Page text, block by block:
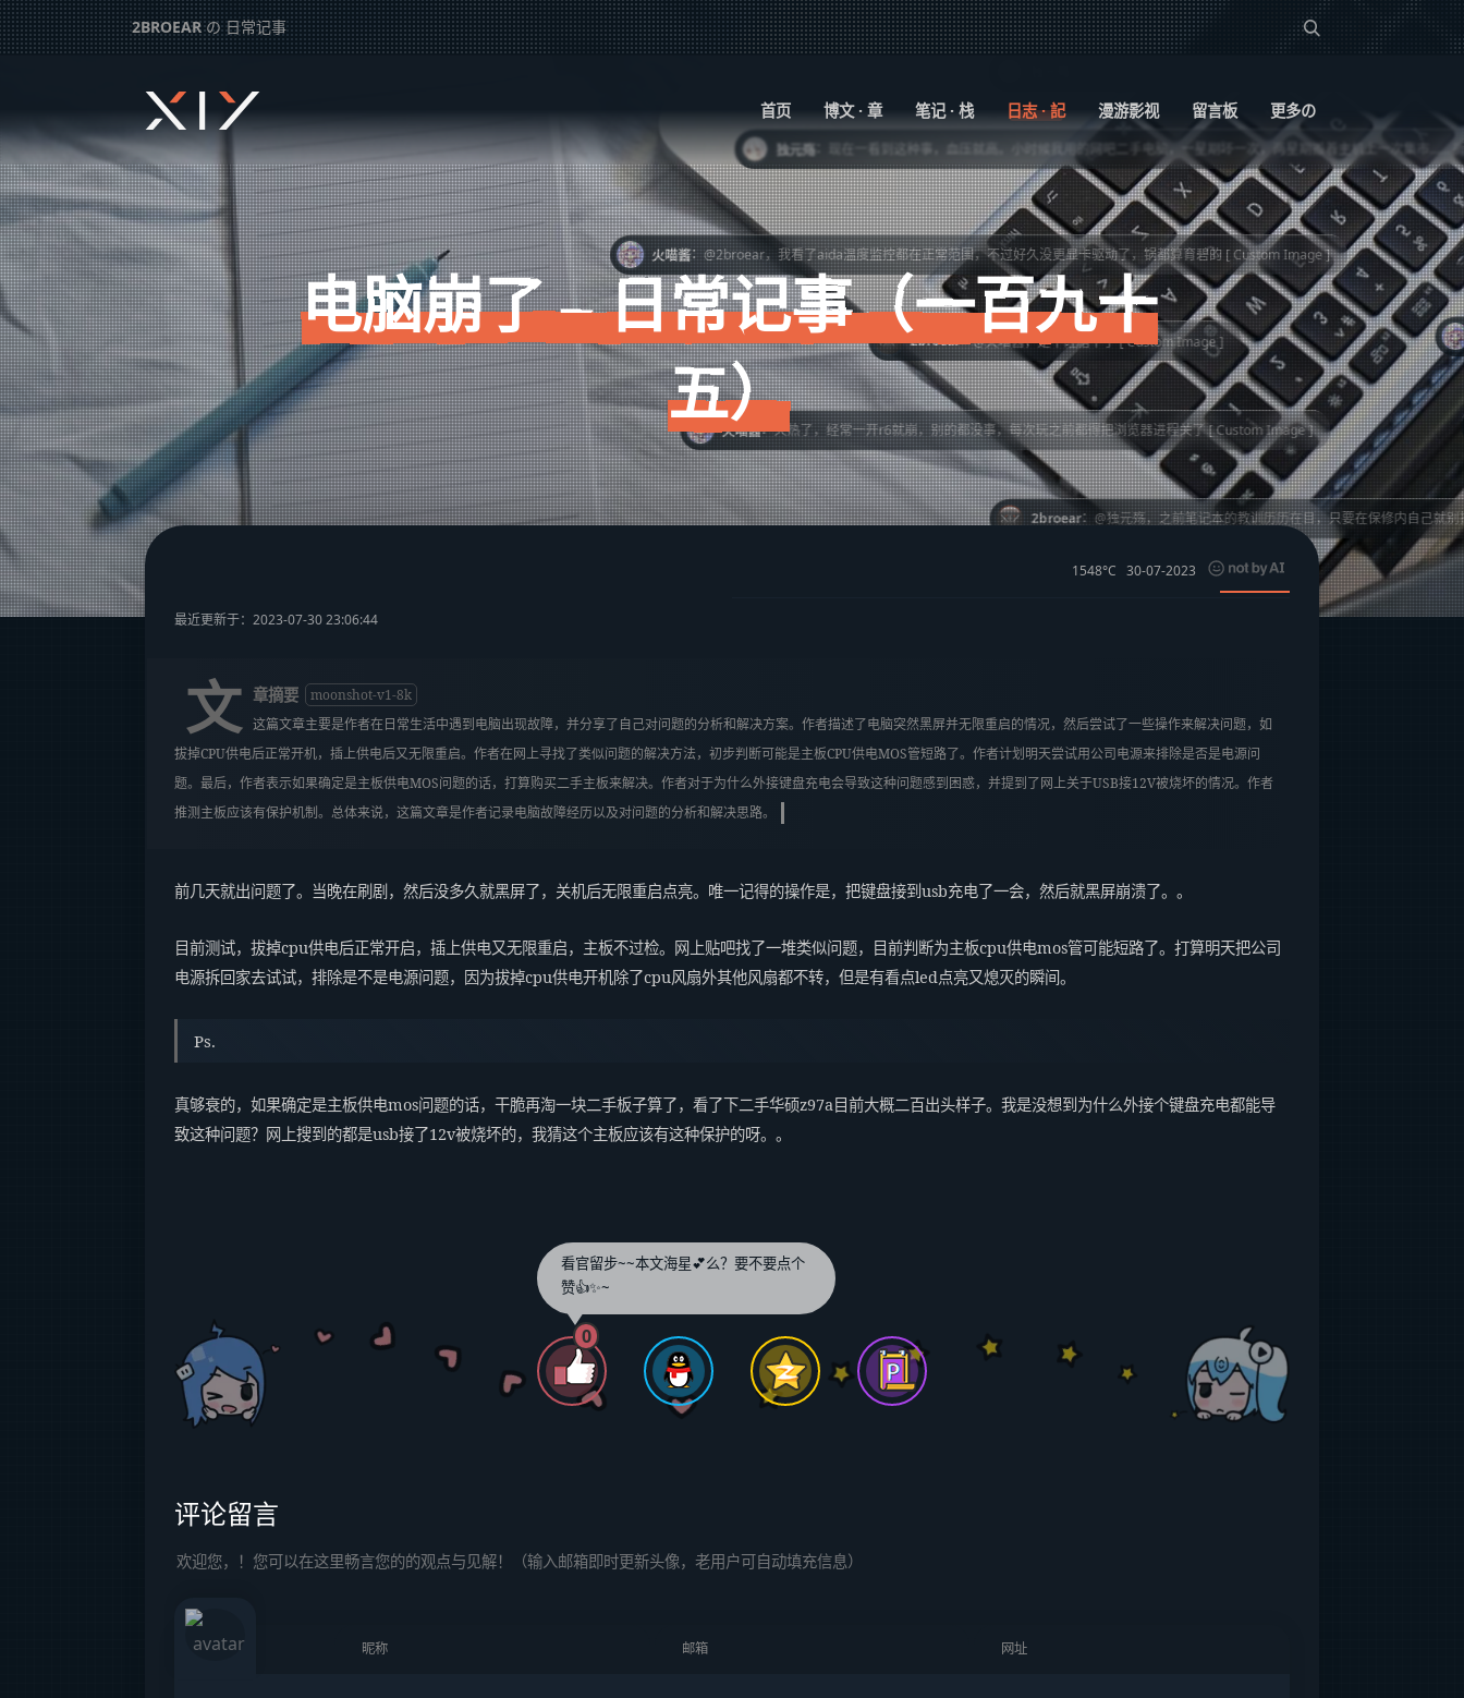
2BROEARの 日常记事
下一篇：成都大运会盲盒 – 日常记事（一百九十四）
首页 博文 · 章 笔记 · 栈 日志 · 記 漫游影视 留言板 更多の
电脑崩了 – 日常记事（一百九十
五）
独元殇： 现在一看到这种事，血压就高。小时候我用的网吧二手电脑，一星期坏一次，两星期搬着主机上一次集市…… 折磨，那个时代还没有智能手机。
火喵酱：@2broear，我看了aida温度监控都在正常范围，不过好久没更显卡驱动了，锅都算育碧的 [ Custom Image ]
2broear：@火喵酱，是不硅脂干了 [ Custom Image ]
火喵酱：天热了，经常一开r6就崩，别的都没事，每次玩之前都得把浏览器进程关了 [ Custom Image ]
2broear：@独元殇，之前笔记本的教训历历在目，只要在保修内自己就别折腾。主板这种精密器
火喵酱：
2broear
1548°C 30-07-2023
最近更新于：2023-07-30 23:06:44
文 章摘要
moonshot-v1-8k
这篇文章主要是作者在日常生活中遇到电脑出现故障，并分享了自己对问题的分析和解决方案。作者描述了电脑突然黑屏并无限重启的情况，然后尝试了一些操作来解决问题，如
拔掉CPU供电后正常开机，插上供电后又无限重启。作者在网上寻找了类似问题的解决方法，初步判断可能是主板CPU供电MOS管短路了。作者计划明天尝试用公司电源来排除是否是电源问
题。最后，作者表示如果确定是主板供电MOS问题的话，打算购买二手主板来解决。作者对于为什么外接键盘充电会导致这种问题感到困惑，并提到了网上关于USB接12V被烧坏的情况。作者
推测主板应该有保护机制。总体来说，这篇文章是作者记录电脑故障经历以及对问题的分析和解决思路。
前几天就出问题了。当晚在刷剧，然后没多久就黑屏了，关机后无限重启点亮。唯一记得的操作是，把键盘接到usb充电了一会，然后就黑屏崩溃了。。
目前测试，拔掉cpu供电后正常开启，插上供电又无限重启，主板不过检。网上贴吧找了一堆类似问题，目前判断为主板cpu供电mos管可能短路了。打算明天把公司
电源拆回家去试试，排除是不是电源问题，因为拔掉cpu供电开机除了cpu风扇外其他风扇都不转，但是有看点led点亮又熄灭的瞬间。
Ps.
真够衰的，如果确定是主板供电mos问题的话，干脆再淘一块二手板子算了，看了下二手华硕z97a目前大概二百出头样子。我是没想到为什么外接个键盘充电都能导
致这种问题？网上搜到的都是usb接了12v被烧坏的，我猜这个主板应该有这种保护的呀。。
看官留步~~本文海星💕么？要不要点个
赞👍✨~
0
评论留言
欢迎您，！您可以在这里畅言您的的观点与见解！（输入邮箱即时更新头像，老用户可自动填充信息）